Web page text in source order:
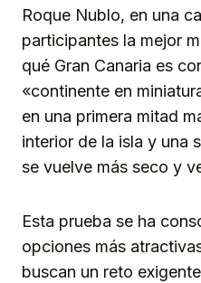
Roque Nublo, en una
participantes la mejor
qué Gran Canaria es
«continente en
en una primera mitad
interior de la isla y una
se vuelve más seco y
Esta prueba se ha
opciones más
buscan un reto